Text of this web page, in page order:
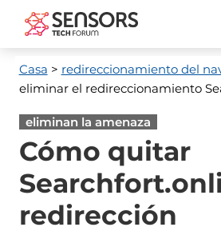
Casa > redireccionamiento del
eliminar el redireccionamiento
eliminan la amenaza
Cómo quitar
redirección